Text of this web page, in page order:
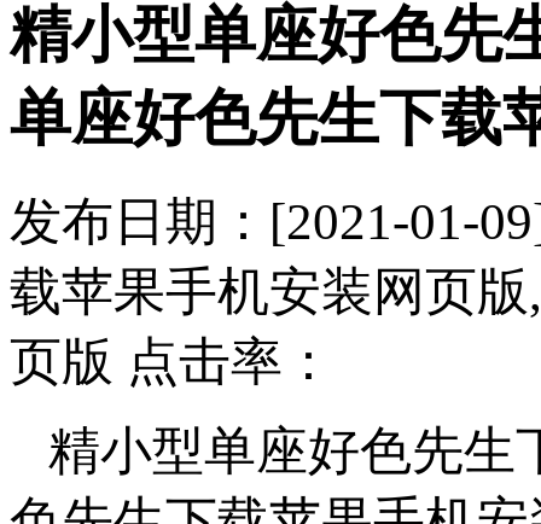
精小型单座好色先生
单座好色先生下载
发布日期：[2021-
载苹果手机安装网页
页版 点击率：
精小型单座好色先生下